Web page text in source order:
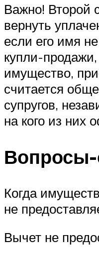
Важно! Второй
вернуть
если его имя
купли-
имущество,
считается
супругов,
на кого из них
Когда
не
Вычет не